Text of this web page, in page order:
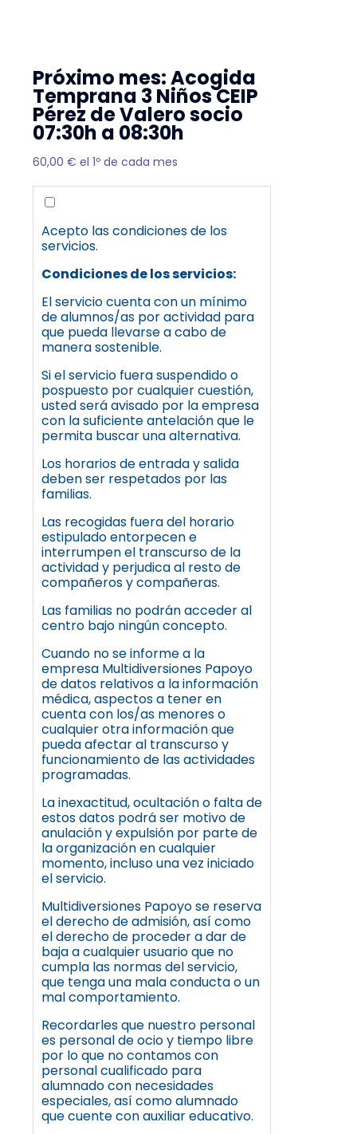
Próximo mes: Acogida
Temprana 3 Niños CEIP
Pérez de Valero socio
07:30h a 08:30h
60,00 € el 1º de cada mes
Acepto las condiciones de los
servicios.
Condiciones de los servicios:
El servicio cuenta con un mínimo
de alumnos/as por actividad para
que pueda llevarse a cabo de
manera sostenible.
Si el servicio fuera suspendido o
pospuesto por cualquier cuestión,
usted será avisado por la empresa
con la suficiente antelación que le
permita buscar una alternativa.
Los horarios de entrada y salida
deben ser respetados por las
familias.
Las recogidas fuera del horario
estipulado entorpecen e
interrumpen el transcurso de la
actividad y perjudica al resto de
compañeros y compañeras.
Las familias no podrán acceder al
centro bajo ningún concepto.
Cuando no se informe a la
empresa Multidiversiones Papoyo
de datos relativos a la información
médica, aspectos a tener en
cuenta con los/as menores o
cualquier otra información que
pueda afectar al transcurso y
funcionamiento de las actividades
programadas.
La inexactitud, ocultación o falta de
estos datos podrá ser motivo de
anulación y expulsión por parte de
la organización en cualquier
momento, incluso una vez iniciado
el servicio.
Multidiversiones Papoyo se reserva
el derecho de admisión, así como
el derecho de proceder a dar de
baja a cualquier usuario que no
cumpla las normas del servicio,
que tenga una mala conducta o un
mal comportamiento.
Recordarles que nuestro personal
es personal de ocio y tiempo libre
por lo que no contamos con
personal cualificado para
alumnado con necesidades
especiales, así como alumnado
que cuente con auxiliar educativo.